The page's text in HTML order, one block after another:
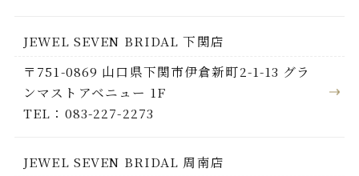
JEWEL SEVEN BRIDAL 下関店
〒751-0869 山口県下関市伊倉新町2-1-13 グラ
ンマストアベニュー 1F
TEL：083-227-2273
JEWEL SEVEN BRIDAL 周南店